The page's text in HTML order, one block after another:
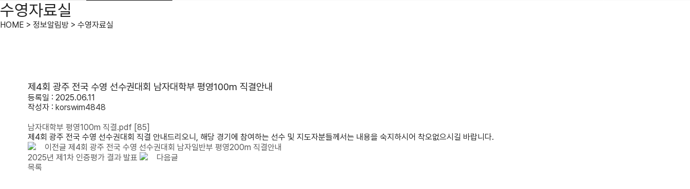
수영자료실
HOME > 정보알림방 > 수영자료실
제4회 광주 전국 수영 선수권대회 남자대학부 평영100m 직결안내
등록일 : 2025.06.11
작성자 : korswim4848
남자대학부 평영100m 직결.pdf [85]
제4회 광주 전국 수영 선수권대회 직결 안내드리오니, 해당 경기에 참여하는 선수 및 지도자분들께서는 내용을 숙지하시어 착오없으시길 바랍니다.
이전글 제4회 광주 전국 수영 선수권대회 남자일반부 평영200m 직결안내
2025년 제1차 인증평가 결과 발표
다음글
목록